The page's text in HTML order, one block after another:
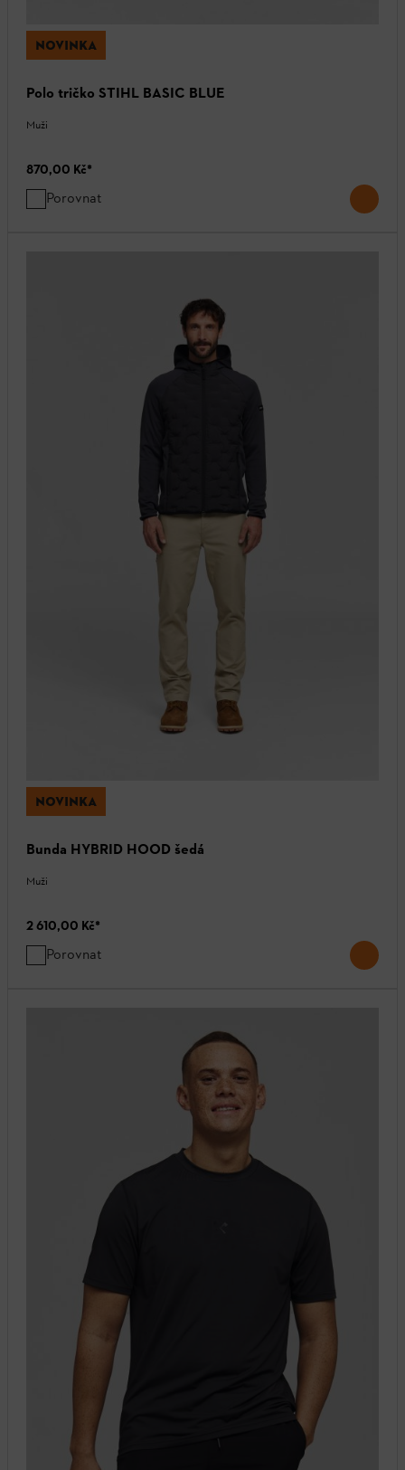
NOVINKA
Polo tričko STIHL BASIC BLUE
Muži
870,00 Kč*
Porovnat
NOVINKA
Bunda HYBRID HOOD šedá
Muži
2 610,00 Kč*
Porovnat